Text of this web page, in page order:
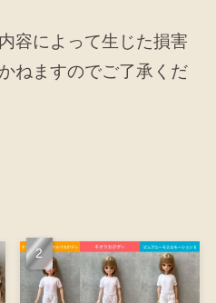
容によって生じた損害
ねますのでご了承くだ